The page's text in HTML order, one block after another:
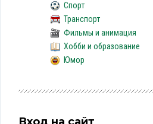
Спорт
Транспорт
Фильмы и анимация
Хобби и образование
Юмор